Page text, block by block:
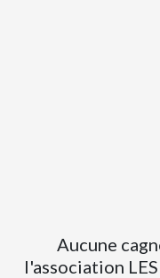
Aucune
l'association